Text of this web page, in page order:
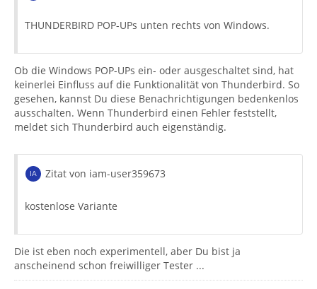
THUNDERBIRD POP-UPs unten rechts von Windows.
Ob die Windows POP-UPs ein- oder ausgeschaltet sind, hat
keinerlei Einfluss auf die Funktionalität von Thunderbird. So
gesehen, kannst Du diese Benachrichtigungen bedenkenlos
ausschalten. Wenn Thunderbird einen Fehler feststellt,
meldet sich Thunderbird auch eigenständig.
Zitat von iam-user359673
kostenlose Variante
Die ist eben noch experimentell, aber Du bist ja
anscheinend schon freiwilliger Tester ...